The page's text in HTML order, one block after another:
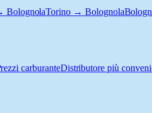
BolognolaTorino → Bolognola
carburanteDistributore più